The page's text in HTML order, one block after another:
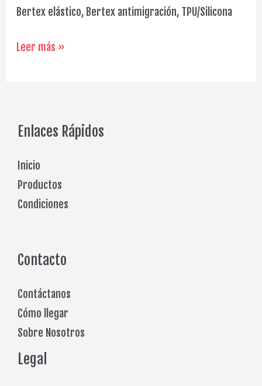
Bertex elástico, Bertex antimigración, TPU/Silicona
Escudos
Leer más »
Enlaces Rápidos
Inicio
Productos
Condiciones
Contacto
Contáctanos
Cómo llegar
Sobre Nosotros
Legal